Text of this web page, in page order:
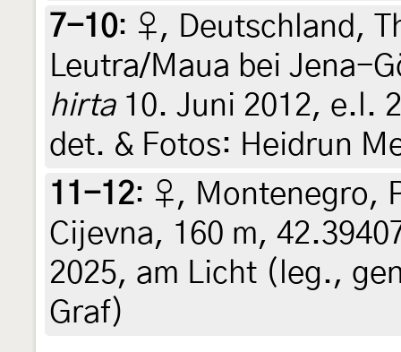
7-10: ♀, Deutschland,
Leutra/Maua bei Jena-
hirta10. Juni 2012, e.l.
det. & Fotos: Heidrun
11-12: ♀, Montenegro,
Cijevna, 160 m,
2025, am Licht (leg.,
Graf)